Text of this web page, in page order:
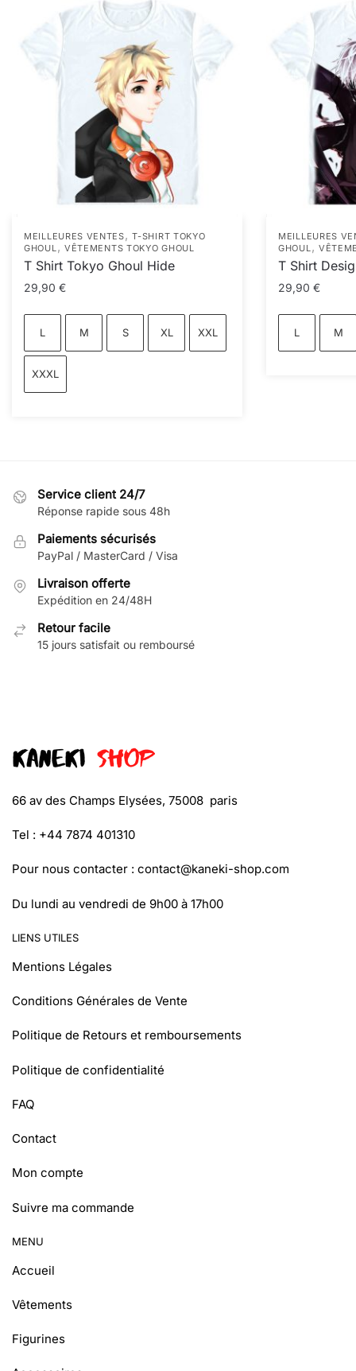
MEILLEURES VENTES,T-SHIRT TOKYO
GHOUL, VÊTEMENTS TOKYO GHOUL
T Shirt Tokyo Ghoul Hide
29,90 €
L M S XL XXL
XXXL
MEILLEURES
GHOUL,
T Shirt
29,90 €
L M
Service client 24/7
Réponse rapide sous 48h
Paiements sécurisés
PayPal / MasterCard / Visa
Livraison offerte
Expédition en 24/48H
Retour facile
15 jours satisfait ou remboursé
66 av des Champs Elysées, 75008 paris
Tel : +44 7874 401310
Pour nous contacter : contact@kaneki-shop.com
Du lundi au vendredi de 9h00 à 17h00
LIENS UTILES
Mentions Légales
Conditions Générales de Vente
Politique de Retours et remboursements
Politique de confidentialité
FAQ
Contact
Mon compte
Suivre ma commande
MENU
Accueil
Vêtements
Figurines